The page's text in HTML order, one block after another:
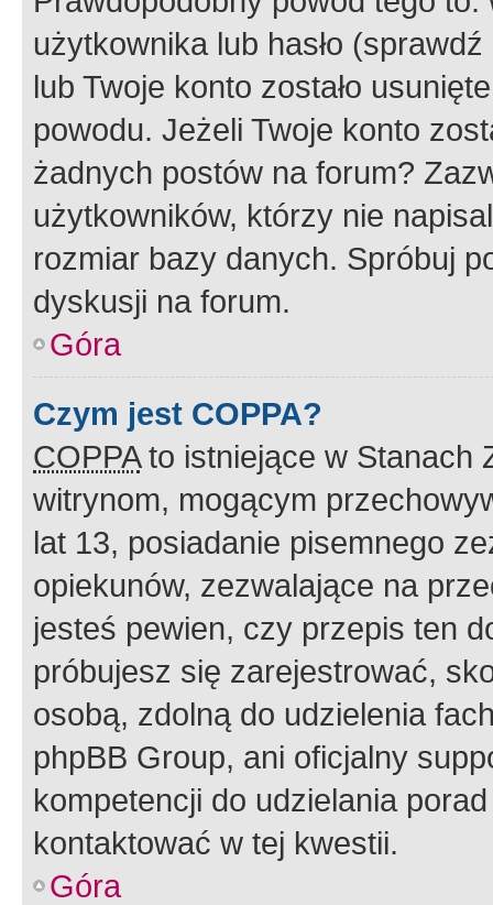
użytkownika lub hasło
lub Twoje konto zostało
powodu. Jeżeli Twoje konto
żadnych postów na forum?
użytkowników, którzy nie
rozmiar bazy danych. Spróbuj
dyskusji na forum.
Góra
Czym jest COPPA?
COPPAto istniejące w Stanach
witrynom, mogącym
lat 13, posiadanie pisemnego
opiekunów, zezwalające na
jesteś pewien, czy przepis ten
próbujesz się zarejestrować,
osobą, zdolną do udzielenia
phpBB Group, ani oficjalny
kompetencji do udzielania
kontaktować w tej kwestii.
Góra